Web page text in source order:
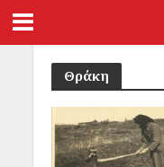
Θράκη